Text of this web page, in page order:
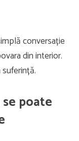
conversație
din interior.
poate